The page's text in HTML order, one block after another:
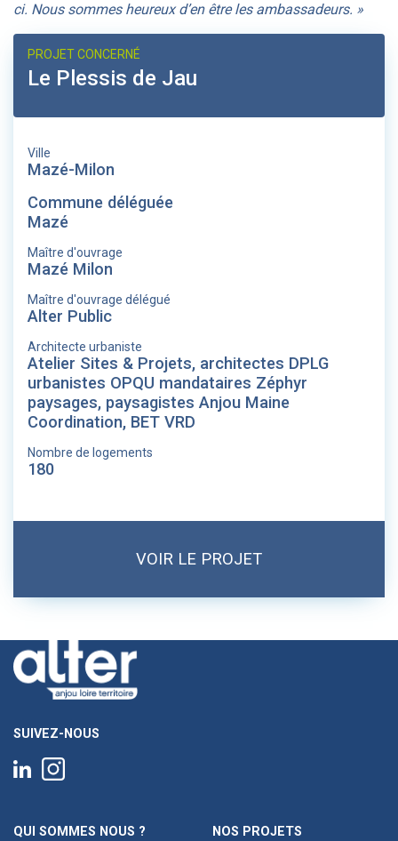
ci. Nous sommes heureux d’en être les ambassadeurs. »
PROJET CONCERNÉ
Le Plessis de Jau
Ville
Mazé-Milon
Commune déléguée
Mazé
Maître d'ouvrage
Mazé Milon
Maître d'ouvrage délégué
Alter Public
Architecte urbaniste
Atelier Sites & Projets, architectes DPLG
urbanistes OPQU mandataires Zéphyr
paysages, paysagistes Anjou Maine
Coordination, BET VRD
Nombre de logements
180
VOIR LE PROJET
SUIVEZ-NOUS
QUI SOMMES NOUS ? NOS PROJETS